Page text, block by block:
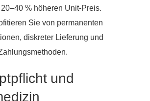
% höheren Unit-Preis.
Sie von permanenten
diskreter Lieferung und
und